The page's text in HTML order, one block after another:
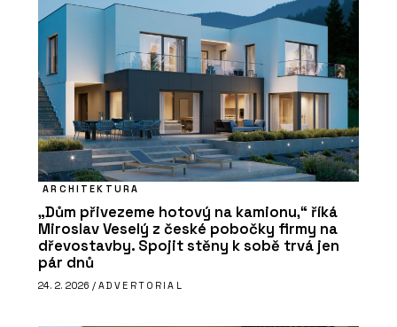
ARCHITEKTURA
„Dům přivezeme hotový na kamionu,“ říká
Miroslav Veselý z české pobočky firmy na
dřevostavby. Spojit stěny k sobě trvá jen
pár dnů
24. 2. 2026 / ADVERTORIAL